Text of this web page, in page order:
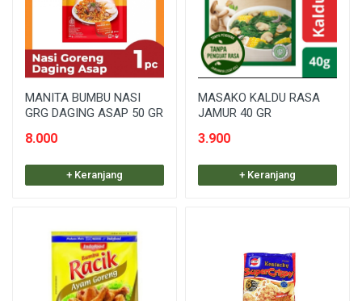
MANITA BUMBU NASI
GRG DAGING ASAP 50 GR
8.000
+ Keranjang
MASAKO KALDU RASA
JAMUR 40 GR
3.900
+ Keranjang